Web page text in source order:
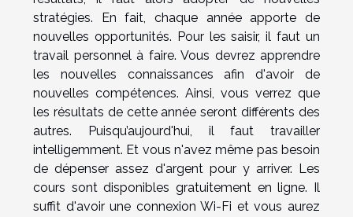
stratégies. En fait, chaque année apporte de
nouvelles opportunités. Pour les saisir, il faut un
travail personnel à faire. Vous devrez apprendre
les nouvelles connaissances afin d'avoir de
nouvelles compétences. Ainsi, vous verrez que
les résultats de cette année seront différents des
autres. Puisqu’aujourd'hui, il faut travailler
intelligemment. Et vous n'avez même pas besoin
de dépenser assez d'argent pour y arriver. Les
cours sont disponibles gratuitement en ligne. Il
suffit d'avoir une connexion Wi-Fi et vous aurez